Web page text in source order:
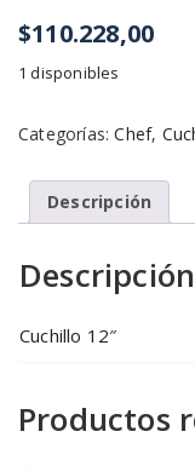
$110.228,00
1 disponibles
Categorías:Chef,
Descripción
Descripción
Cuchillo 12″
Productos